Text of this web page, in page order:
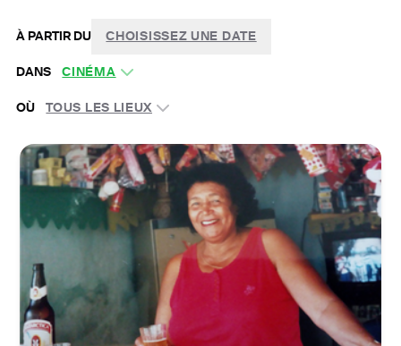
À PARTIR DU CHOISISSEZ UNE DATE
DANS CINÉMA
OÙ TOUS LES LIEUX